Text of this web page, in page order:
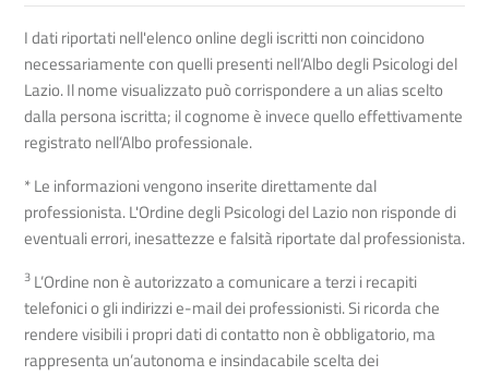
I dati riportati nell'elenco online degli iscritti non coincidono
necessariamente con quelli presenti nell’Albo degli Psicologi del
Lazio. Il nome visualizzato può corrispondere a un alias scelto
dalla persona iscritta; il cognome è invece quello effettivamente
registrato nell’Albo professionale.
* Le informazioni vengono inserite direttamente dal
professionista. L'Ordine degli Psicologi del Lazio non risponde di
eventuali errori, inesattezze e falsità riportate dal professionista.
3 L’Ordine non è autorizzato a comunicare a terzi i recapiti
telefonici o gli indirizzi e-mail dei professionisti. Si ricorda che
rendere visibili i propri dati di contatto non è obbligatorio, ma
rappresenta un’autonoma e insindacabile scelta dei